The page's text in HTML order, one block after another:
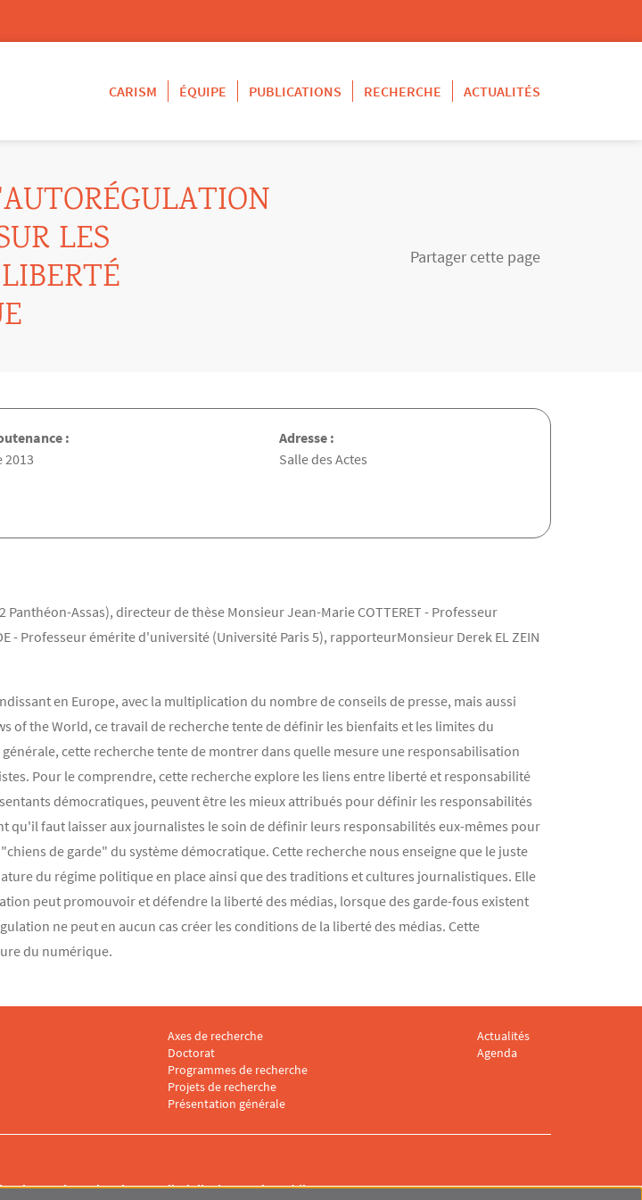
CARISM
ÉQUIPE PUBLICATIONS RECHERCHE ACTUALITÉS
LES
Partager cette page
:
2013
Adresse :
Salle des Actes
Assas), directeur de thèse Monsieur Jean-Marie COTTERET - Professeur
Professeur émérite d'université (Université Paris 5), rapporteurMonsieur Derek EL ZEIN
en Europe, avec la multiplication du nombre de conseils de presse, mais aussi
of the World, ce travail de recherche tente de définir les bienfaits et les limites du
cette recherche tente de montrer dans quelle mesure une responsabilisation
Pour le comprendre, cette recherche explore les liens entre liberté et responsabilité
démocratiques, peuvent être les mieux attribués pour définir les responsabilités
faut laisser aux journalistes le soin de définir leurs responsabilités eux-mêmes pour
de garde" du système démocratique. Cette recherche nous enseigne que le juste
du régime politique en place ainsi que des traditions et cultures journalistiques. Elle
peut promouvoir et défendre la liberté des médias, lorsque des garde-fous existent
ne peut en aucun cas créer les conditions de la liberté des médias. Cette
du numérique.
Menu footer CARISM 3
Axes de recherche
Doctorat
Programmes de recherche
Projets de recherche
Présentation générale
Menu footer CARISM 4
Actualités
Agenda
et de Recherche Interdisciplinaires sur les Médias